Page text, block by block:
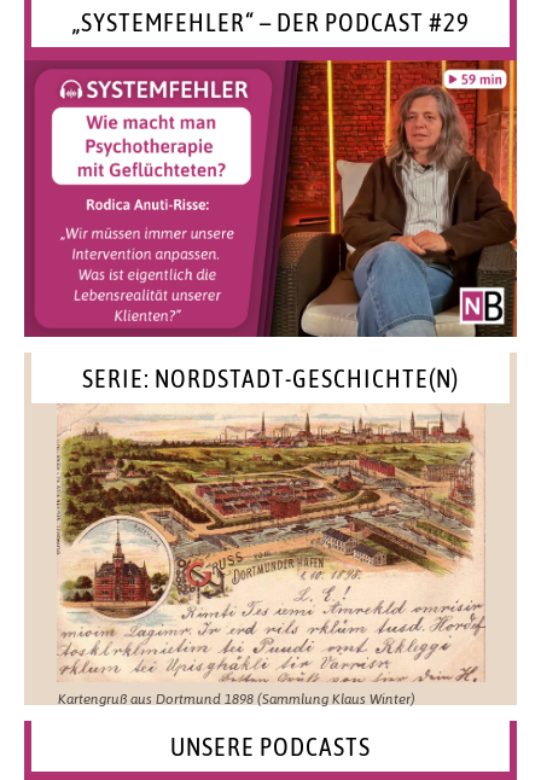
„SYSTEMFEHLER“ – DER PODCAST #29
SERIE: NORDSTADT-GESCHICHTE(N)
Kartengruß aus Dortmund 1898 (Sammlung Klaus Winter)
UNSERE PODCASTS